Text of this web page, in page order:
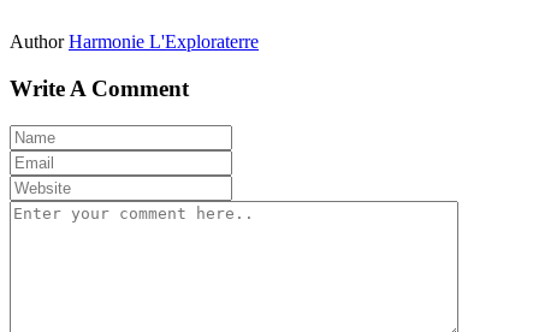
Author Harmonie L'Exploraterre
Write A Comment